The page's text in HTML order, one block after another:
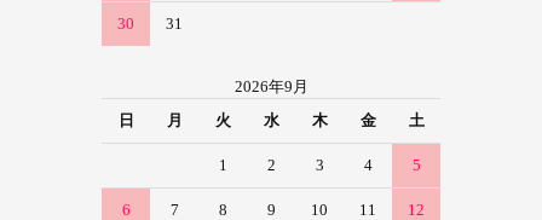
30 31
2026年9月
日
月 火 水 木 金 土
1 2 3 4 5
6 7 8 9 10 11 12